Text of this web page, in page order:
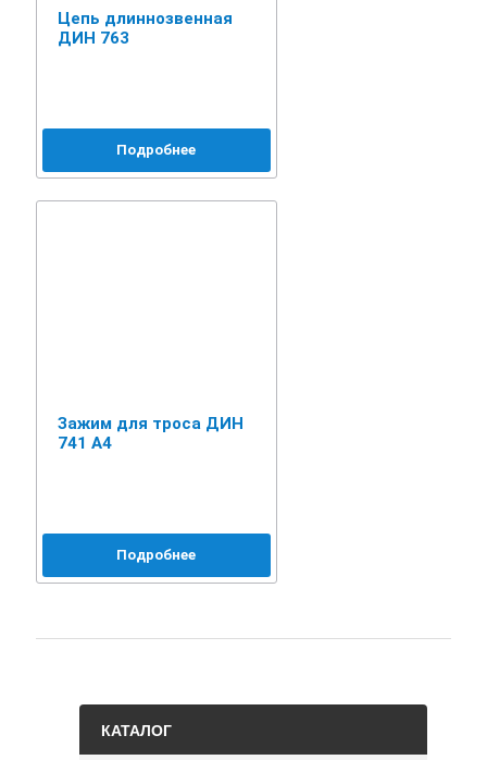
КАТАЛОГ
Цепь длиннозвенная
ДИН 763
Подробнее
Зажим для троса ДИН
741 А4
Подробнее